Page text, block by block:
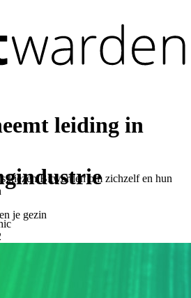
kiezen Bitwarden om zichzelf en hun
je gezin
leiding in